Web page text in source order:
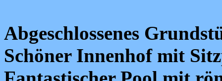
Abgeschlossenes
Schöner Innenhof mit